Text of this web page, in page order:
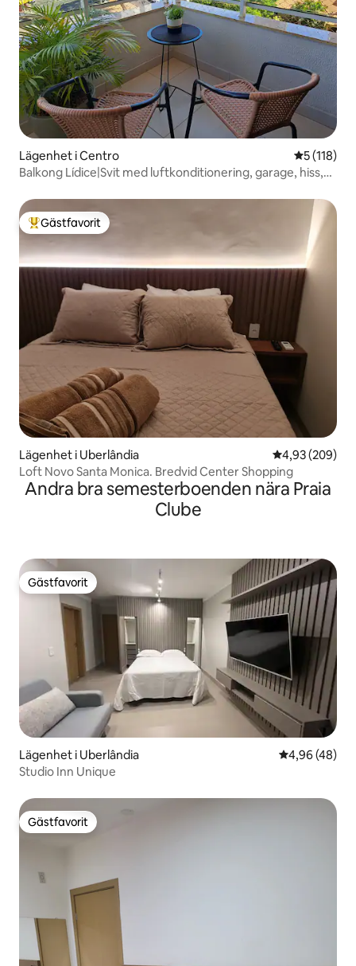
Lägenhet i Centro 5 av 5 i
5 (118)
Balkong Lídice|Svit med luftkonditionering, garage, hiss,
Populär gästfavorit
Gästfavorit
Lägenhet i Uberlândia 4,93 av 5 i
4,93 (209)
Loft Novo Santa Monica. Bredvid Center Shopping
Andra bra semesterboenden nära Praia
Clube
Gästfavorit
Gästfavorit
Lägenhet i Uberlândia 4,96 av 5 i
4,96 (48)
Studio Inn Unique
Gästfavorit
Gästfavorit